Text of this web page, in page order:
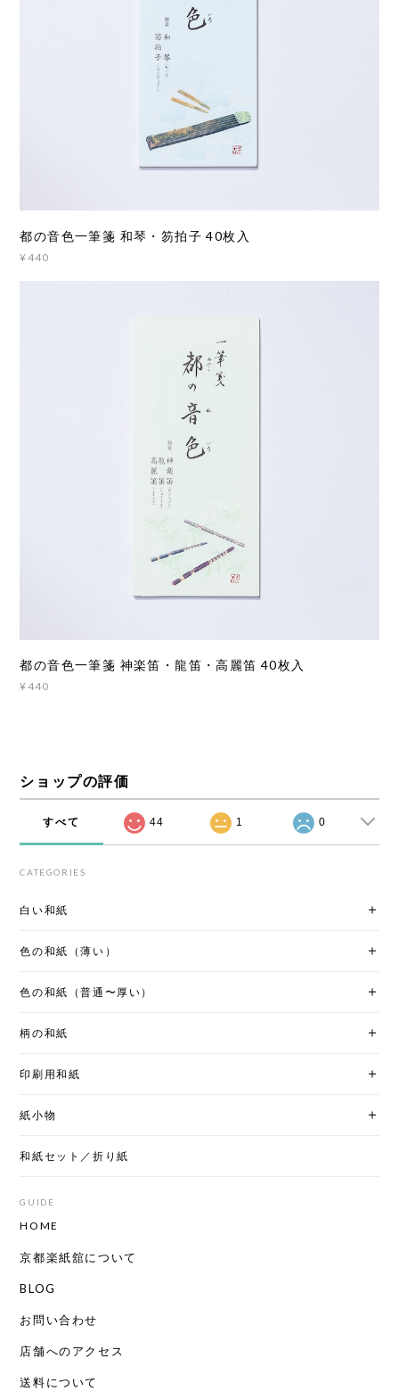
都の音色一筆箋 和琴・笏拍子 40枚入
¥440
都の音色一筆箋 神楽笛・龍笛・高麗笛 40枚入
¥440
ショップの評価
すべて 44 1 0
CATEGORIES
白い和紙
色の和紙（薄い）
色の和紙（普通〜厚い）
柄の和紙
印刷用和紙
紙小物
和紙セット／折り紙
GUIDE
HOME
京都楽紙舘について
BLOG
お問い合わせ
店舗へのアクセス
送料について